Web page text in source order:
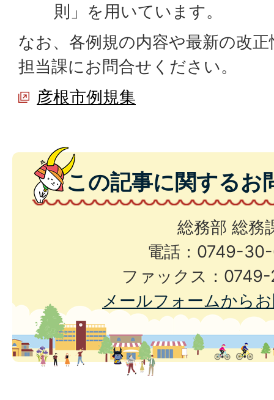
則」を用いています。
なお、各例規の内容や最新の改
担当課にお問合せください。
彦根市例規集
この記事に関するお
総務部 総務
電話：0749-
ファックス：
メールフォームから